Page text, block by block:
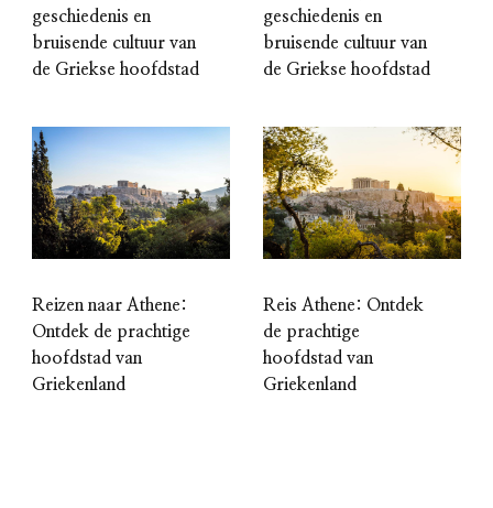
geschiedenis en
bruisende cultuur van
de Griekse hoofdstad
geschiedenis en
bruisende cultuur van
de Griekse hoofdstad
Reizen naar Athene:
Ontdek de prachtige
hoofdstad van
Griekenland
Reis Athene: Ontdek
de prachtige
hoofdstad van
Griekenland